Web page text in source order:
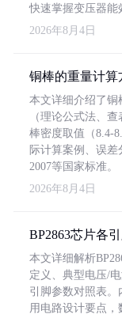
快速掌握变压器能
2026年8月4日
铜棒的重量计算
本文详细介绍了铜
（理论公式法、
棒密度取值（8.4-
际计算案例、误差
2007等国家标准。
2026年8月4日
BP2863芯片各
本文详细解析
定义、典型电压/
引脚参数对照表
用电路设计要点